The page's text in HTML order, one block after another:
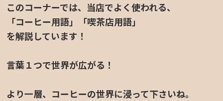
このコーナーでは、当店でよく使われる、
「コーヒー用語」「喫茶店用語」
を解説しています！
言葉１つで世界が広がる！
より一層、コーヒーの世界に浸って下さいね。